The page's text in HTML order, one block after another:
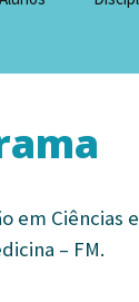
em Ciências
– FM.